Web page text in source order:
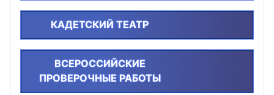
КАДЕТСКИЙ ТЕАТР
ВСЕРОССИЙСКИЕ
ПРОВЕРОЧНЫЕ РАБОТЫ